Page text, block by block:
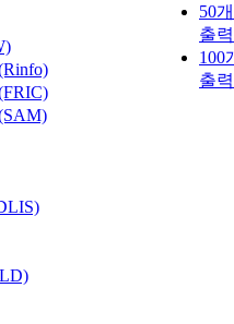
50
출력
100
출력